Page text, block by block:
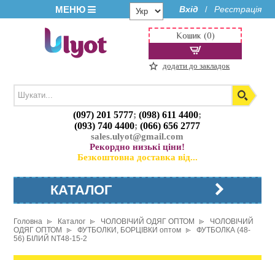
МЕНЮ Вхід / Реєстрація
(097) 201 5777;(098) 611 4400;
(093) 740 4400;(066) 656 2777
sales.ulyot@gmail.com
Рекордно низькі ціни!
Безкоштовна доставка від...
Кошик (0)
додати до закладок
КАТАЛОГ
Головна Каталог ЧОЛОВІЧИЙ ОДЯГ ОПТОМ
ЧОЛОВІЧИЙ
ОДЯГ ОПТОМ
ФУТБОЛКИ, БОРЦІВКИ оптом
ФУТБОЛКА (48-
56) БІЛИЙ NT48-15-2